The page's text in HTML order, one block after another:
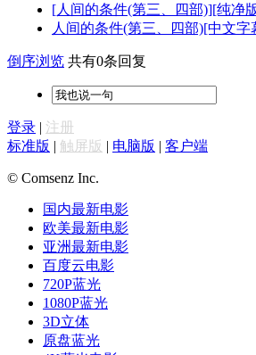
[人间的条件(第三、四部)][纯净
人间的条件(第三、四部)[中文字
倒序浏览 共有0条回复
登录 | 注册
标准版 | 触屏版 | 电脑版 | 客户端
© Comsenz Inc.
国内最新电影
欧美最新电影
亚洲最新电影
百度云电影
720P蓝光
1080P蓝光
3D立体
原盘蓝光